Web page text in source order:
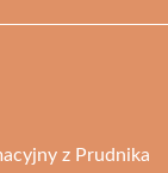
z Prudnika